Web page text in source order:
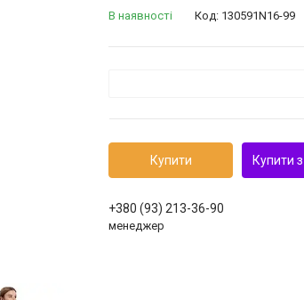
В наявності Код: 130591N16-99
Купити Купити з
+380 (93) 213-36-90
менеджер